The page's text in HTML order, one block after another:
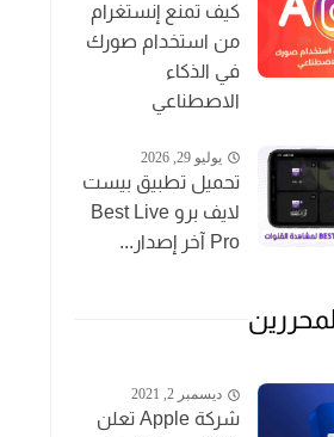
كيف تمنع إنستغرام
من استخدام صورك
في الذكاء
الاصطناعي
يوليو 29, 2026
تحميل تطبيق بيست
لايف برو Best Live
Pro آخر إصدار...
ديسمبر 2, 2021
شركة Apple تعلن